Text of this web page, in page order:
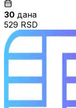
30 дана
529 RSD